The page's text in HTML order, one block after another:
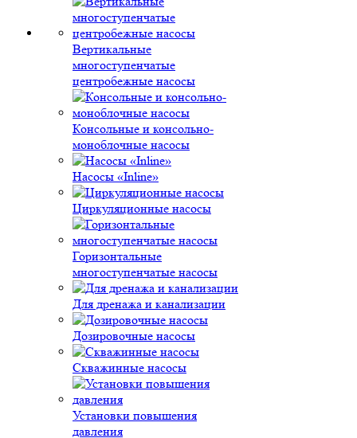
Вертикальные
многоступенчатые
центробежные насосы
Консольные и консольно-
моноблочные насосы
Насосы «Inline»
Циркуляционные насосы
Горизонтальные
многоступенчатые насосы
Для дренажа и канализации
Дозировочные насосы
Скважинные насосы
Установки повышения
давления